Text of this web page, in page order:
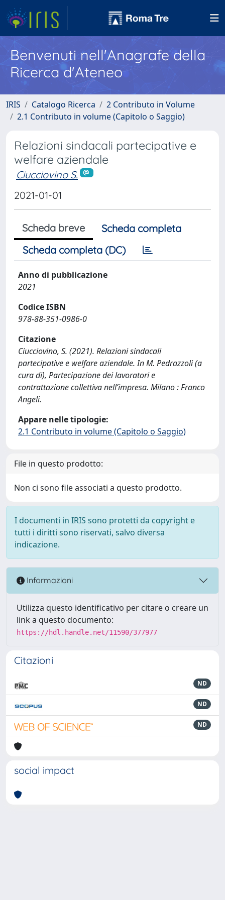
Benvenuti nell'Anagrafe della
Ricerca d'Ateneo
IRIS Catalogo Ricerca
2 Contributo in Volume
2.1 Contributo in volume (Capitolo o Saggio)
Relazioni sindacali partecipative e
welfare aziendale
Ciucciovino S.
2021-01-01
Scheda breve
Scheda completa
Scheda completa (DC)
Anno di pubblicazione
2021
Codice ISBN
978-88-351-0986-0
Citazione
Ciucciovino, S. (2021). Relazioni sindacali
partecipative e welfare aziendale. In M. Pedrazzoli (a
cura di), Partecipazione dei lavoratori e
contrattazione collettiva nell’impresa. Milano : Franco
Angeli.
Appare nelle tipologie:
2.1 Contributo in volume (Capitolo o Saggio)
File in questo prodotto:
Non ci sono file associati a questo prodotto.
I documenti in IRIS sono protetti da copyright e
tutti i diritti sono riservati, salvo diversa
indicazione.
Informazioni
Utilizza questo identificativo per citare o creare un
link a questo documento:
https://hdl.handle.net/11590/377977
Citazioni
ND
ND
ND
social impact